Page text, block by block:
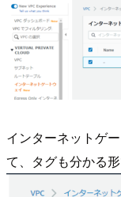
インターネットゲ
て、タグも分かる